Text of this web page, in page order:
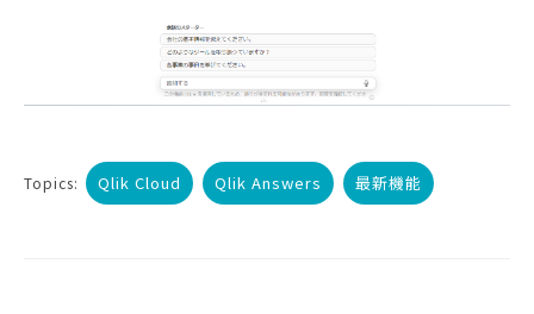
Topics: Qlik Cloud Qlik Answers 最新機能